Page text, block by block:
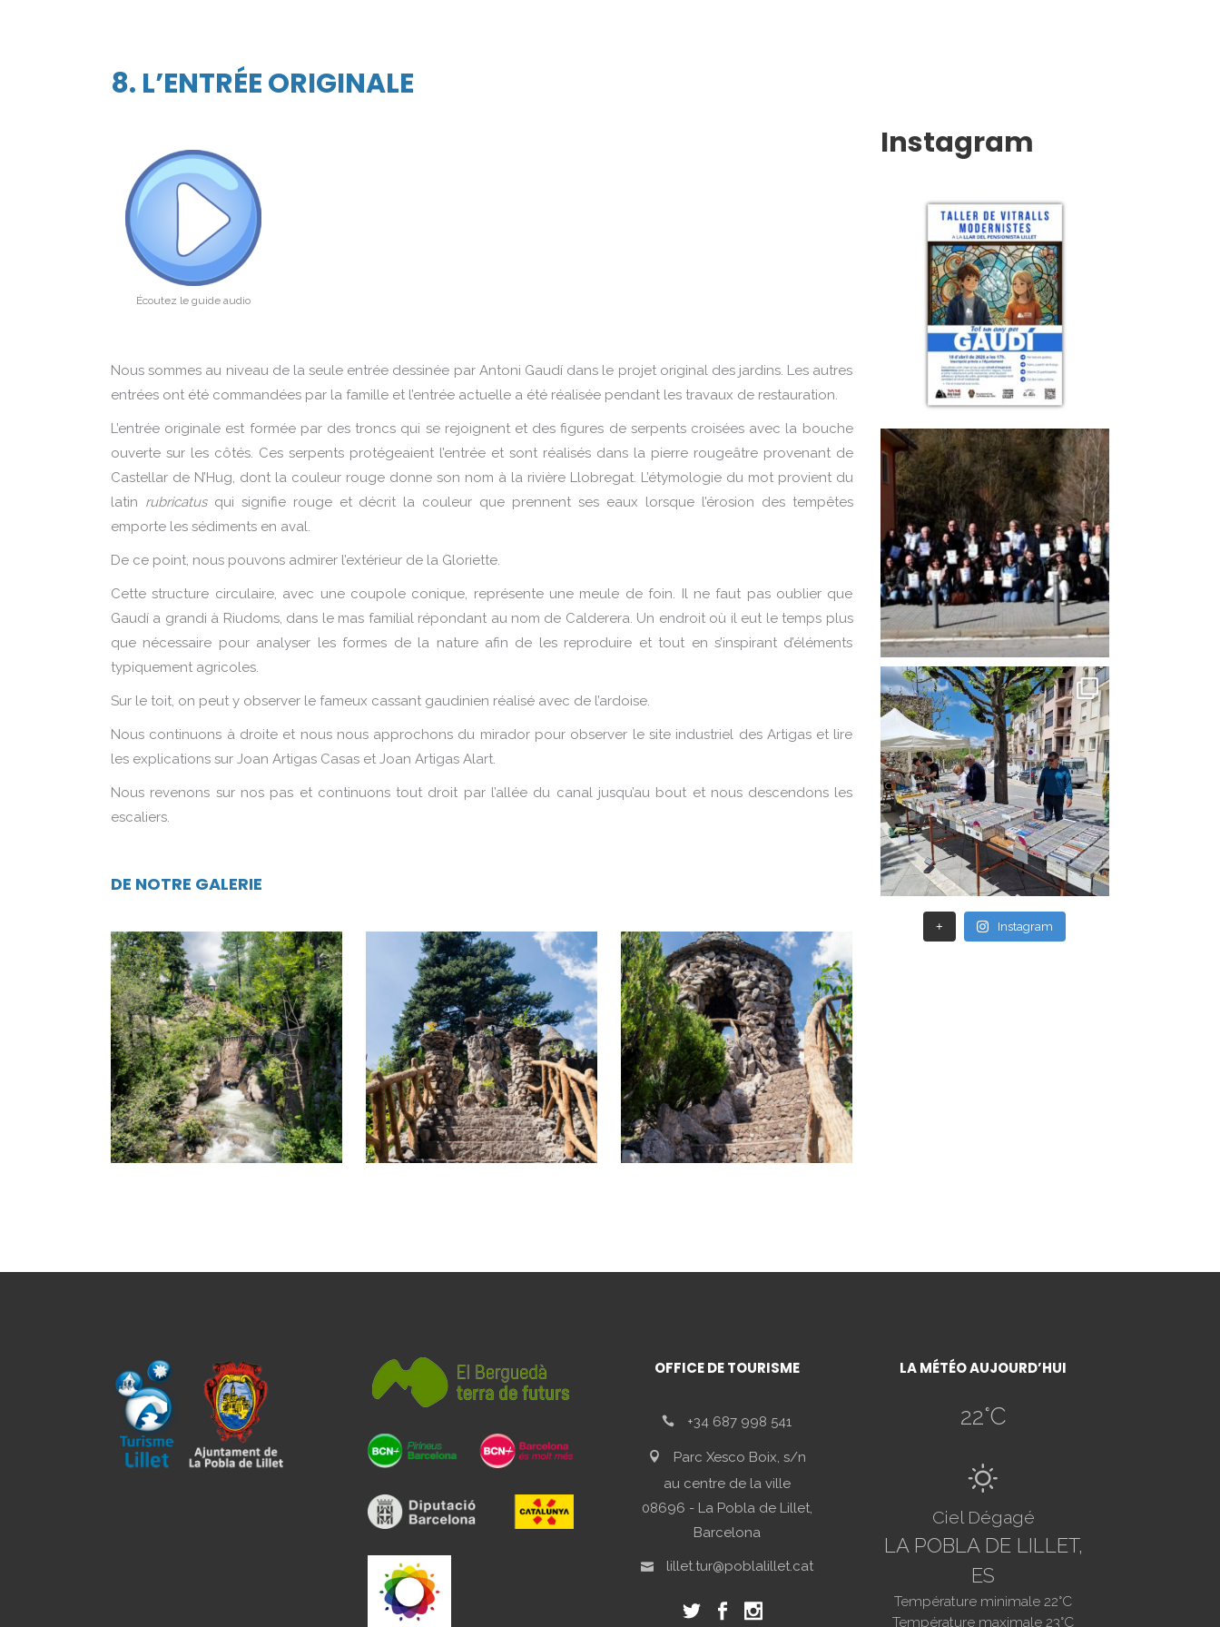
8. L’ENTRÉE ORIGINALE
Écoutez le guide audio
Nous sommes au niveau de la seule entrée dessinée par Antoni Gaudí dans le projet original des jardins. Les autres
entrées ont été commandées par la famille et l’entrée actuelle a été réalisée pendant les travaux de restauration.
L’entrée originale est formée par des troncs qui se rejoignent et des figures de serpents croisées avec la bouche
ouverte sur les côtés. Ces serpents protégeaient l’entrée et sont réalisés dans la pierre rougeâtre provenant de
Castellar de N’Hug, dont la couleur rouge donne son nom à la rivière Llobregat. L’étymologie du mot provient du
latin rubricatusqui signifie rouge et décrit la couleur que prennent ses eaux lorsque l’érosion des tempêtes
emporte les sédiments en aval.
De ce point, nous pouvons admirer l’extérieur de la Gloriette.
Cette structure circulaire, avec une coupole conique, représente une meule de foin. Il ne faut pas oublier que
Gaudí a grandi à Riudoms, dans le mas familial répondant au nom de Calderera. Un endroit où il eut le temps plus
que nécessaire pour analyser les formes de la nature afin de les reproduire et tout en s’inspirant d’éléments
typiquement agricoles.
Sur le toit, on peut y observer le fameux cassant gaudinien réalisé avec de l’ardoise.
Nous continuons à droite et nous nous approchons du mirador pour observer le site industriel des Artigas et lire
les explications sur Joan Artigas Casas et Joan Artigas Alart.
Nous revenons sur nos pas et continuons tout droit par l’allée du canal jusqu’au bout et nous descendons les
escaliers.
DE NOTRE GALERIE
Instagram
+ Instagram
OFFICE DE TOURISME
+34 687 998 541
Parc Xesco Boix, s/n
au centre de la ville
08696 - La Pobla de Lillet,
Barcelona
lillet.tur@poblalillet.cat
LA MÉTÉO AUJOURD’HUI
22°C
B
Ciel Dégagé
LA POBLA DE LILLET,
ES
Température minimale22°C
Température maximale23°C